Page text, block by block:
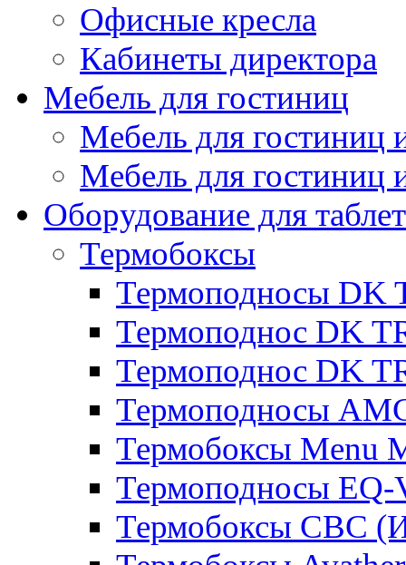
Офисные кресла
Кабинеты директора
Мебель для гостиниц
Мебель для
Мебель для гостиниц
Оборудование для
Термобоксы
Термоподносы DK
Термоподнос DK
Термоподнос DK
Термоподносы
Термобоксы Menu
Термоподносы EQ-
Термобоксы CBC